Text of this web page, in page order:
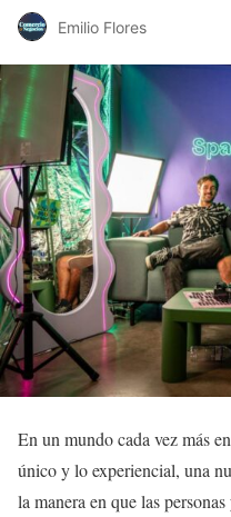
Emilio Flores
En un mundo cada vez más
único y lo experiencial, una
la manera en que las